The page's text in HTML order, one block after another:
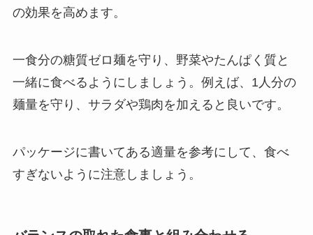
の効果を高めます。
一食分の糖質ゼロ麺を守り、野菜やたんぱく質と
一緒に食べるようにしましょう。例えば、1人分の
麺量を守り、サラダや鶏肉を加えると良いです。
パッケージに書いてある適量を参考にして、食べ
すぎないように注意しましょう。